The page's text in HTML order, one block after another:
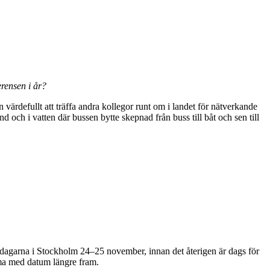
i år?
att träffa andra kollegor runt om i landet för nätverkande
och i vatten där bussen bytte skepnad från buss till båt och sen till
i Stockholm 24–25 november, innan det återigen är dags för
med datum längre fram.